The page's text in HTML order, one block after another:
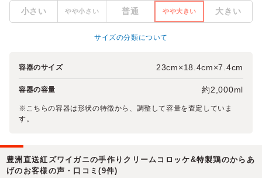
小さい やや小さい 普通 やや大きい 大きい
サイズの分類について
容器のサイズ 23cm×18.4cm×7.4cm
容器の容量 約2,000ml
※こちらの容器は形状の特徴から、調整して容量を査定していま
す。
豊洲直送紅ズワイガニの手作りクリームコロッケ&特製鶏のからあ
げのお客様の声・口コミ(9件)